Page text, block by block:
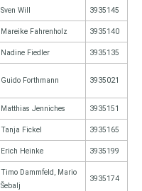
Sven Will 3935145
Mareike Fahrenholz 3935140
Nadine Fiedler 3935135
Guido Forthmann 3935021
Matthias Jenniches 3935151
Tanja Fickel 3935165
Erich Heinke 3935199
Timo Dammfeld, Mario
Šebalj
3935174